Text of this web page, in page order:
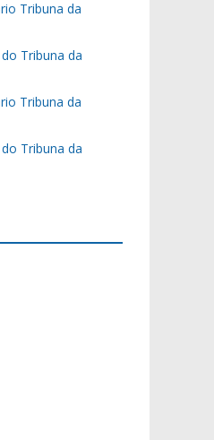
Tribuna da
Tribuna da
Tribuna da
Tribuna da